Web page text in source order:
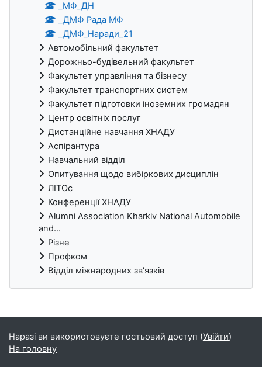
_МФ_ДН
_ДМФ Рада МФ
_ДМФ_Наради_21
Автомобільний факультет
Дорожньо-будівельний факультет
Факультет управління та бізнесу
Факультет транспортних систем
Факультет підготовки іноземних громадян
Центр освітніх послуг
Дистанційне навчання ХНАДУ
Аспірантура
Навчальний відділ
Опитування щодо вибіркових дисциплін
ЛІТОс
Конференції ХНАДУ
Alumni Association Kharkiv National Automobile
and...
Різне
Профком
Відділ міжнародних зв'язків
Блоки
Наразі ви використовуєте гостьовий доступ (Увійти)
На головну